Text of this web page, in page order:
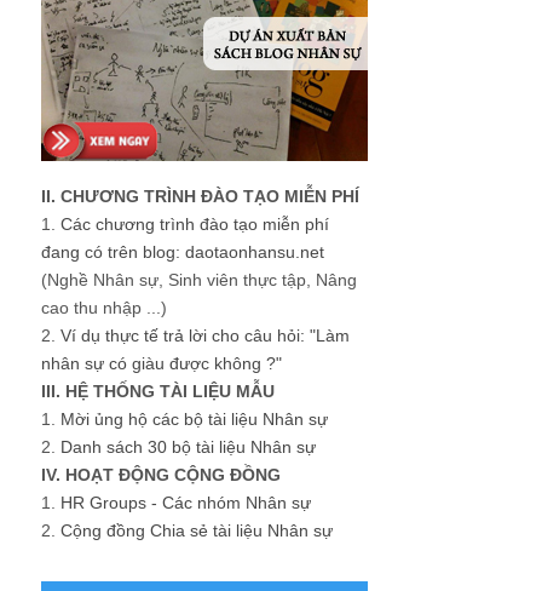
II. CHƯƠNG TRÌNH ĐÀO TẠO MIỄN PHÍ
1. Các chương trình đào tạo miễn phí
đang có trên blog: daotaonhansu.net
(Nghề Nhân sự, Sinh viên thực tập, Nâng
cao thu nhập ...)
2. Ví dụ thực tế trả lời cho câu hỏi: "Làm
nhân sự có giàu được không ?"
III. HỆ THỐNG TÀI LIỆU MẪU
1. Mời ủng hộ các bộ tài liệu Nhân sự
2. Danh sách 30 bộ tài liệu Nhân sự
IV. HOẠT ĐỘNG CỘNG ĐỒNG
1. HR Groups - Các nhóm Nhân sự
2. Cộng đồng Chia sẻ tài liệu Nhân sự